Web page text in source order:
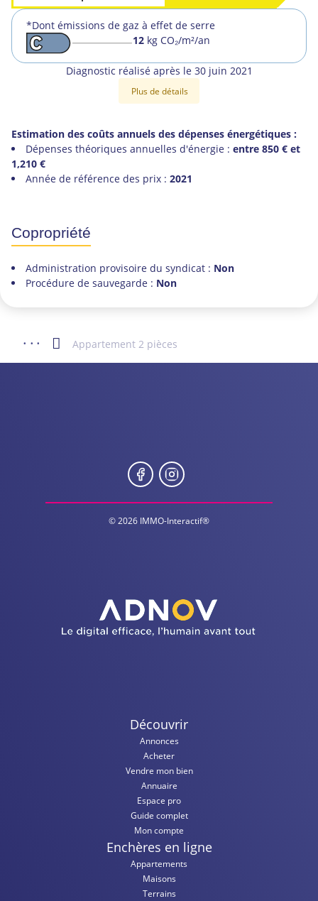
*Dont émissions de gaz à effet de serre
12 kg CO₂/m²/an
Diagnostic réalisé après le 30 juin 2021
Plus de détails
Estimation des coûts annuels des dépenses énergétiques :
Dépenses théoriques annuelles d'énergie : entre 850 € et
1,210 €
Année de référence des prix : 2021
Copropriété
Administration provisoire du syndicat : Non
Procédure de sauvegarde : Non
... Appartement 2 pièces
© 2026 IMMO-Interactif®
Découvrir
Annonces
Acheter
Vendre mon bien
Annuaire
Espace pro
Guide complet
Mon compte
Enchères en ligne
Appartements
Maisons
Terrains